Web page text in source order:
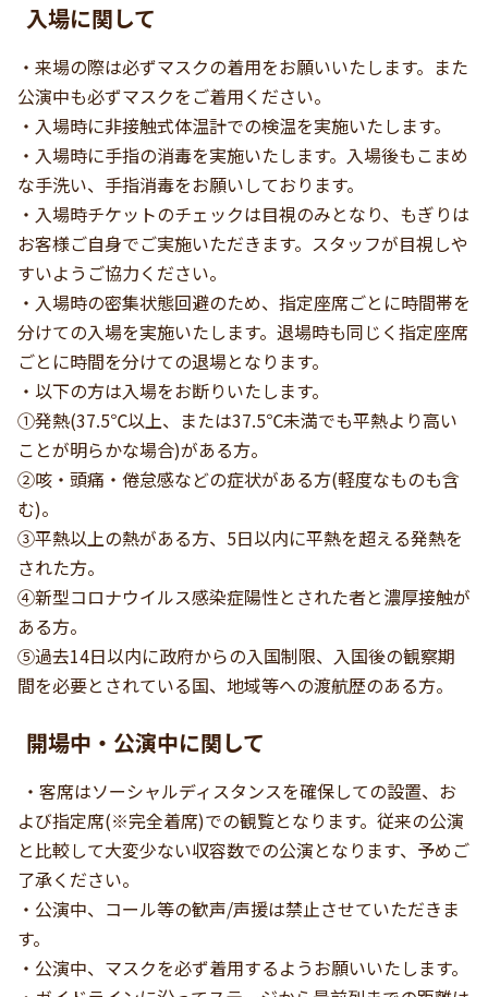
入場に関して
・来場の際は必ずマスクの着用をお願いいたします。また
公演中も必ずマスクをご着用ください。
・入場時に非接触式体温計での検温を実施いたします。
・入場時に手指の消毒を実施いたします。入場後もこまめ
な手洗い、手指消毒をお願いしております。
・入場時チケットのチェックは目視のみとなり、もぎりは
お客様ご自身でご実施いただきます。スタッフが目視しや
すいようご協力ください。
・入場時の密集状態回避のため、指定座席ごとに時間帯を
分けての入場を実施いたします。退場時も同じく指定座席
ごとに時間を分けての退場となります。
・以下の方は入場をお断りいたします。
①発熱(37.5℃以上、または37.5℃未満でも平熱より高い
ことが明らかな場合)がある方。
②咳・頭痛・倦怠感などの症状がある方(軽度なものも含
む)。
③平熱以上の熱がある方、5日以内に平熱を超える発熱を
された方。
④新型コロナウイルス感染症陽性とされた者と濃厚接触が
ある方。
⑤過去14日以内に政府からの入国制限、入国後の観察期
間を必要とされている国、地域等への渡航歴のある方。
開場中・公演中に関して
・客席はソーシャルディスタンスを確保しての設置、お
よび指定席(※完全着席)での観覧となります。従来の公演
と比較して大変少ない収容数での公演となります、予めご
了承ください。
・公演中、コール等の歓声/声援は禁止させていただきま
す。
・公演中、マスクを必ず着用するようお願いいたします。